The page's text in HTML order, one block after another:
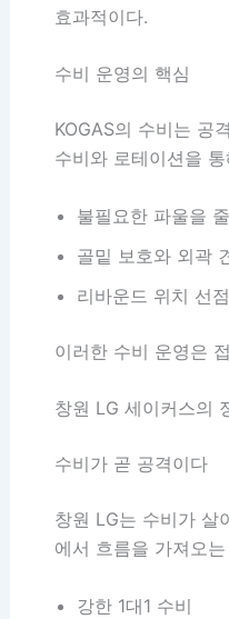
효과적이다.
수비 운영의 핵심
KOGAS의 수비는 공
수비와 로테이션을
불필요한 파울을
골밑 보호와 외곽
리바운드 위치 선점
이러한 수비 운영은
창원 LG 세이커스의
수비가 곧 공격이다
창원 LG는 수비가 살
에서 흐름을 가져오
강한 1대1 수비